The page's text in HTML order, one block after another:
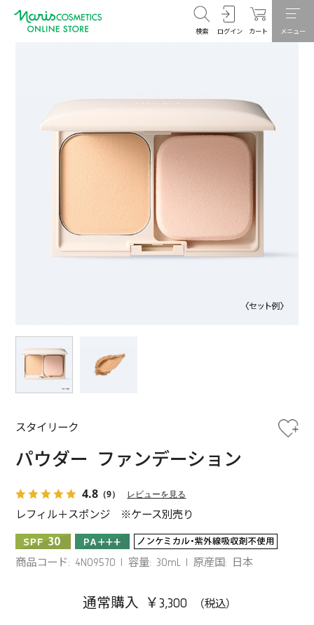
検索 ログイン カート メニュー
スタイリーク
パウダー ファンデーション
4.8 （9） レビューを見る
レフィル＋スポンジ ※ケース別売り
商品コード: 4N09570 容量: 30mL 原産国: 日本
通常購入 ￥3,300